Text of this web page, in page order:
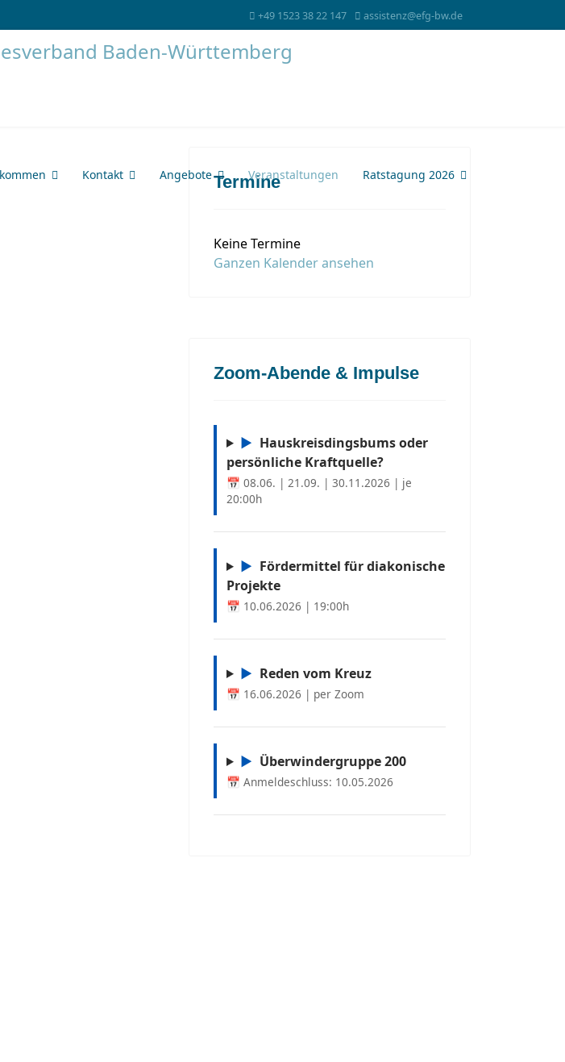
+49 1523 38 22 147 assistenz@efg-bw.de
Kontakt Angebote Veranstaltungen Ratstagung 2026
Termine
Keine Termine
Ganzen Kalender ansehen
Zoom-Abende & Impulse
▶ Hauskreisdingsbums oder
persönliche Kraftquelle?
📅 08.06. | 21.09. | 30.11.2026 | je
20:00h
▶ Fördermittel für diakonische
Projekte
📅 10.06.2026 | 19:00h
▶ Reden vom Kreuz
📅 16.06.2026 | per Zoom
▶ Überwindergruppe 200
📅 Anmeldeschluss: 10.05.2026